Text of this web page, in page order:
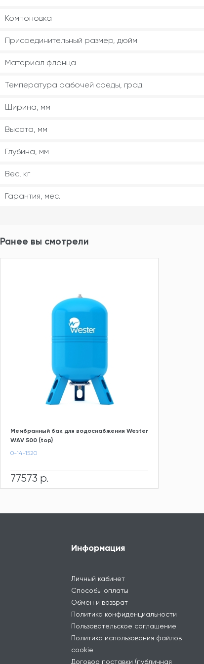
Компоновка
Присоединительный размер, дюйм
Материал фланца
Температура рабочей среды, град.
Ширина, мм
Высота, мм
Глубина, мм
Вес, кг
Гарантия, мес.
Ранее вы смотрели
Мембранный бак для водоснабжения Wester
WAV 500 (top)
0-14-1520
77573 р.
Информация
Личный кабинет
Способы оплаты
Обмен и возврат
Политика конфиденциальности
Пользовательское соглашение
Политика использования файлов
cookie
Договор поставки (публичная